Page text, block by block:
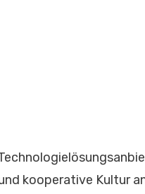
kooperative Kultur